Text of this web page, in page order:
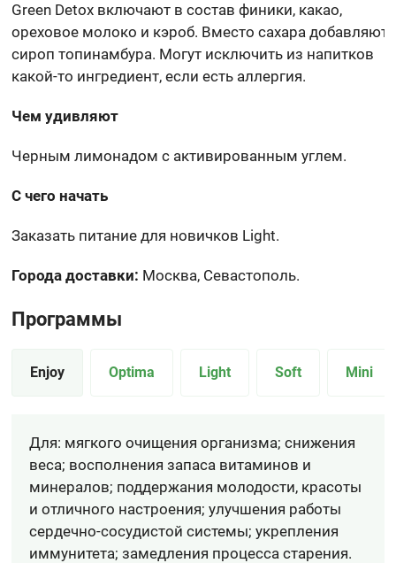
Green Detox включают в состав финики, какао,
ореховое молоко и кэроб. Вместо сахара добавляют
сироп топинамбура. Могут исключить из напитков
какой-то ингредиент, если есть аллергия.
Чем удивляют
Черным лимонадом с активированным углем.
С чего начать
Заказать питание для новичков Light.
Города доставки: Москва, Севастополь.
Программы
Enjoy Optima Light Soft Mini
Для: мягкого очищения организма; снижения
веса; восполнения запаса витаминов и
минералов; поддержания молодости, красоты
и отличного настроения; улучшения работы
сердечно-сосудистой системы; укрепления
иммунитета; замедления процесса старения.